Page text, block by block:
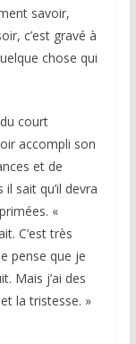
savoir,
c’est gravé à
chose qui
court
accompli son
et de
sait qu’il devra
«
C’est très
pense que je
Mais j’ai des
la tristesse. »